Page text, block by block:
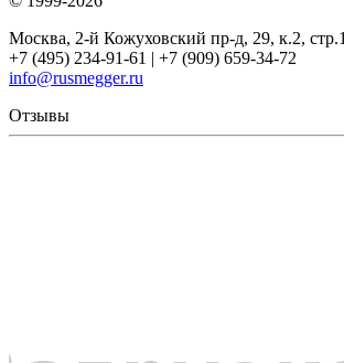
Москва, 2-й Кожуховский пр-д, 29, к.2,
+7 (495) 234-91-61 | +7 (909) 659-34-72
info@rusmegger.ru
Отзывы